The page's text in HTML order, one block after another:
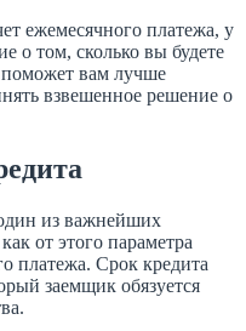
ежемесячного платежа, у
о том, сколько вы будете
вам лучше
взвешенное решение о
из важнейших
от этого параметра
платежа. Срок кредита
заемщик обязуется